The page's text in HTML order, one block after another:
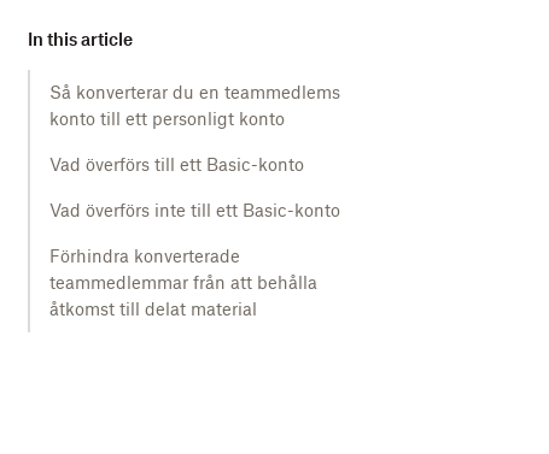
In this article
Så konverterar du en teammedlems
konto till ett personligt konto
Vad överförs till ett Basic-konto
Vad överförs inte till ett Basic-konto
Förhindra konverterade
teammedlemmar från att behålla
åtkomst till delat material